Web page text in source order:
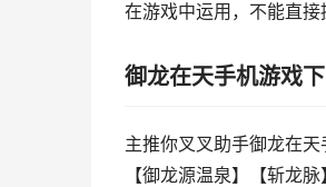
在游戏中运用，不能直接
御龙在天手机游戏
主推你叉叉助手御龙在
【御龙源温泉】【斩龙